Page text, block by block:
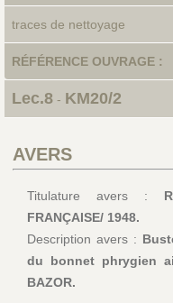
traces de nettoyage
RÉFÉRENCE OUVRAGE :
Lec.8- KM20/2
AVERS
Titulature avers :
FRANÇAISE/ 1948.
Description avers :
du bonnet phrygien
BAZOR.